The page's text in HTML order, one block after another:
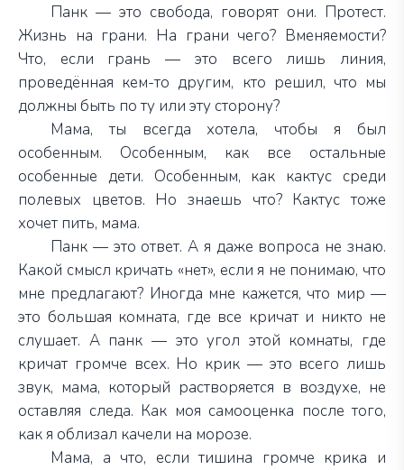
Панк — это свобода, говорят они. Протест.
Жизнь на грани. На грани чего? Вменяемости?
Что, если грань — это всего лишь линия,
проведённая кем-то другим, кто решил, что мы
должны быть по ту или эту сторону?
Мама, ты всегда хотела, чтобы я был
особенным. Особенным, как все остальные
особенные дети. Особенным, как кактус среди
полевых цветов. Но знаешь что? Кактус тоже
хочет пить, мама.
Панк — это ответ. А я даже вопроса не знаю.
Какой смысл кричать «нет», если я не понимаю, что
мне предлагают? Иногда мне кажется, что мир —
это большая комната, где все кричат и никто не
слушает. А панк — это угол этой комнаты, где
кричат громче всех. Но крик — это всего лишь
звук, мама, который растворяется в воздухе, не
оставляя следа. Как моя самооценка после того,
как я облизал качели на морозе.
Мама, а что, если тишина громче крика и